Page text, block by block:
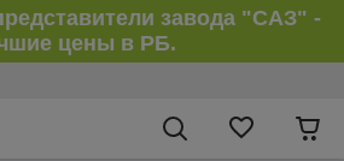
завода "САЗ" -
цены в РБ.